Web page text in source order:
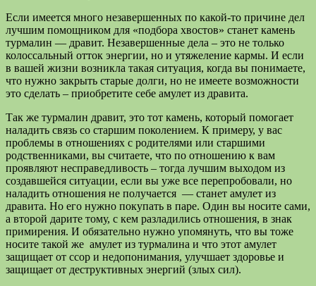
Если имеется много незавершенных по какой-то причине дел
лучшим помощником для «подбора хвостов» станет камень
турмалин — дравит. Незавершенные дела – это не только
колоссальный отток энергии, но и утяжеление кармы. И если
в вашей жизни возникла такая ситуация, когда вы понимаете,
что нужно закрыть старые долги, но не имеете возможности
это сделать – приобретите себе амулет из дравита.
Так же турмалин дравит, это тот камень, который помогает
наладить связь со старшим поколением. К примеру, у вас
проблемы в отношениях с родителями или старшими
родственниками, вы считаете, что по отношению к вам
проявляют несправедливость – тогда лучшим выходом из
создавшейся ситуации, если вы уже все перепробовали, но
наладить отношения не получается — станет амулет из
дравита. Но его нужно покупать в паре. Один вы носите сами,
а второй дарите тому, с кем разладились отношения, в знак
примирения. И обязательно нужно упомянуть, что вы тоже
носите такой же амулет из турмалина и что этот амулет
защищает от ссор и недопонимания, улучшает здоровье и
защищает от деструктивных энергий (злых сил).